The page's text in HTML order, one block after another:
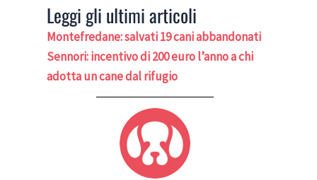
Leggi gli ultimi articoli
Montefredane: salvati 19 cani abbandonati
Sennori: incentivo di 200 euro l’anno a chi
adotta un cane dal rifugio